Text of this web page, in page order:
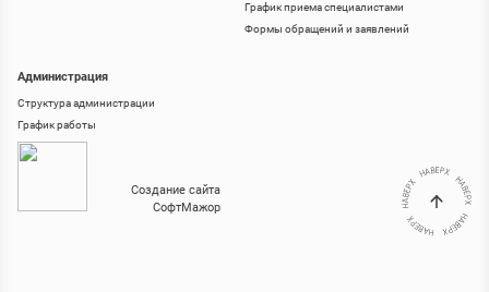
График приема специалистами
Формы обращений и заявлений
Администрация
Структура администрации
График работы
Создание сайта
СофтМажор